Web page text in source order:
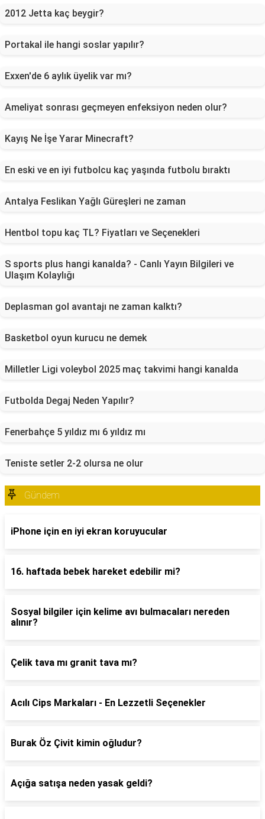
2012 Jetta kaç beygir?
Portakal ile hangi soslar yapılır?
Exxen'de 6 aylık üyelik var mı?
Ameliyat sonrası geçmeyen enfeksiyon neden olur?
Kayış Ne İşe Yarar Minecraft?
En eski ve en iyi futbolcu kaç yaşında futbolu bıraktı
Antalya Feslikan Yağlı Güreşleri ne zaman
Hentbol topu kaç TL? Fiyatları ve Seçenekleri
S sports plus hangi kanalda? - Canlı Yayın Bilgileri ve
Ulaşım Kolaylığı
Deplasman gol avantajı ne zaman kalktı?
Basketbol oyun kurucu ne demek
Milletler Ligi voleybol 2025 maç takvimi hangi kanalda
Futbolda Degaj Neden Yapılır?
Fenerbahçe 5 yıldız mı 6 yıldız mı
Teniste setler 2-2 olursa ne olur
Gündem
iPhone için en iyi ekran koruyucular
16. haftada bebek hareket edebilir mi?
Sosyal bilgiler için kelime avı bulmacaları nereden
alınır?
Çelik tava mı granit tava mı?
Acılı Cips Markaları - En Lezzetli Seçenekler
Burak Öz Çivit kimin oğludur?
Açığa satışa neden yasak geldi?